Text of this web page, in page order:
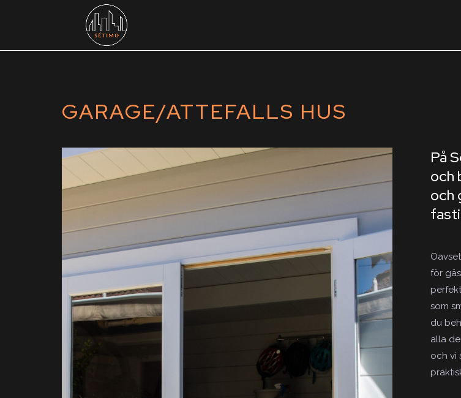
GARAGE/ATTEFALLS HUS
På
och
och
för
som
du
alla
och vi